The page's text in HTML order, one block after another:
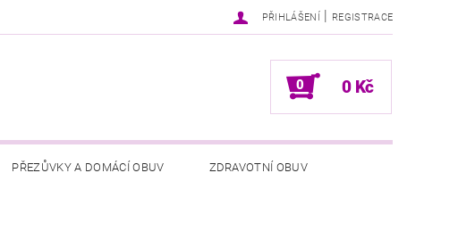
PŘIHLÁŠENÍ | REGISTRACE
0 0 Kč
PŘEZŮVKY A DOMÁCÍ OBUV ZDRAVOTNÍ OBUV